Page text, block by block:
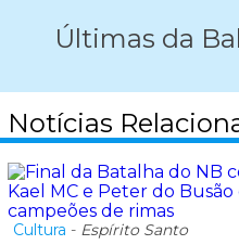
Últimas da
Notícias
Cultura - Espírito Santo